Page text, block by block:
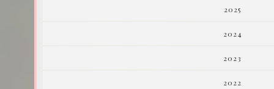
2025
2024
2023
2022